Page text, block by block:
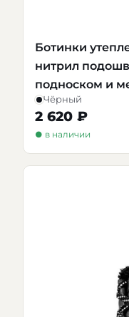
Ботинки
нитрил
подноском и
Чёрный
2 620 ₽
● в наличии